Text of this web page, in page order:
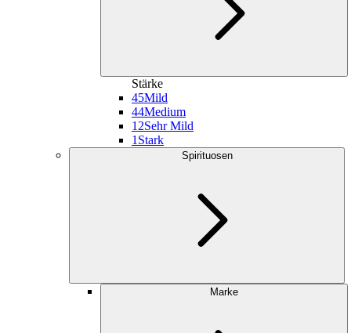
Stärke
45Mild
44Medium
12Sehr Mild
1 Stark
Spirituosen
Marke